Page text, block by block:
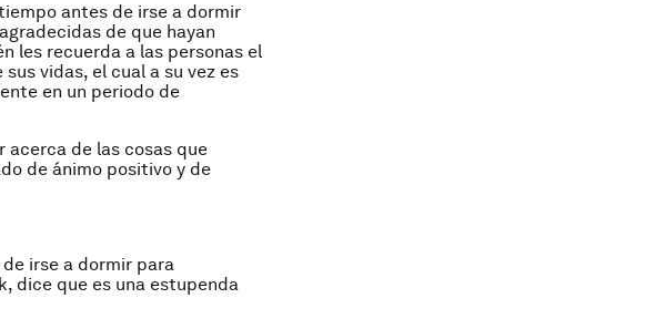
antes de irse a dormir
de que hayan
les recuerda a las personas el
vidas, el cual a su vez es
en un periodo de
acerca de las cosas que
de ánimo positivo y de
irse a dormir para
dice que es una estupenda